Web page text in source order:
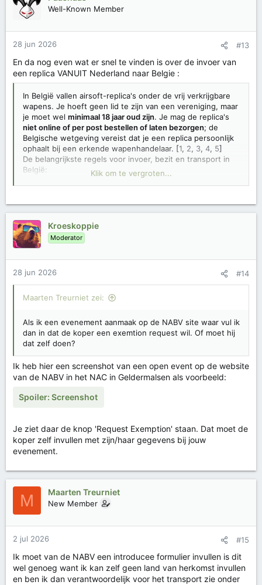
Well-Known Member
28 jun 2026 #13
En da nog even wat er snel te vinden is over de invoer van
een replica VANUIT Nederland naar Belgie :
In België vallen airsoft-replica's onder de vrij verkrijgbare
wapens. Je hoeft geen lid te zijn van een vereniging, maar
je moet wel minimaal 18 jaar oud zijn. Je mag de replica's
niet online of per post bestellen of laten bezorgen; de
Belgische wetgeving vereist dat je een replica persoonlijk
ophaalt bij een erkende wapenhandelaar. [1, 2, 3, 4, 5]
De belangrijkste regels voor invoer, bezit en transport in
België:
Invoer uit Nederland:Je mag als meerderjarige
waar je je bevindt. Zorg dat je replica correct
verpakt is tijdens de grensovergang. [
laadruimte, buiten het zicht van het publiek. Het
wapen moet ongeladen zijn en
magazijnen (met bb's) en de replica zelf moeten
gescheiden zijn
. []
Je mag enkel spelen op afgesloten
publiek. [1]
Klik om te vergroten...
Kroeskoppie
Moderator
28 jun 2026 #14
Maarten Treurniet zei:
Als ik een evenement aanmaak op de NABV site waar vul ik
dan in dat de koper een exemtion request wil. Of moet hij
dat zelf doen?
Ik heb hier een screenshot van een open event op de website
van de NABV in het NAC in Geldermalsen als voorbeeld:
Spoiler: Screenshot
Je ziet daar de knop 'Request Exemption' staan. Dat moet de
koper zelf invullen met zijn/haar gegevens bij jouw
evenement.
M Maarten Treurniet
New Member
2 jul 2026 #15
Ik moet van de NABV een introducee formulier invullen is dit
wel genoeg want ik kan zelf geen land van herkomst invullen
en ben ik dan verantwoordelijk voor het transport zie onder